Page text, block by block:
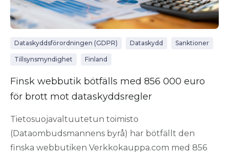
Dataskyddsförordningen (GDPR) Dataskydd Sanktioner
Tillsynsmyndighet Finland
Finsk webbutik bötfälls med 856 000 euro
för brott mot dataskyddsregler
Tietosuojavaltuutetun toimisto
(Dataombudsmannens byrå) har bötfällt den
finska webbutiken Verkkokauppa.com med 856